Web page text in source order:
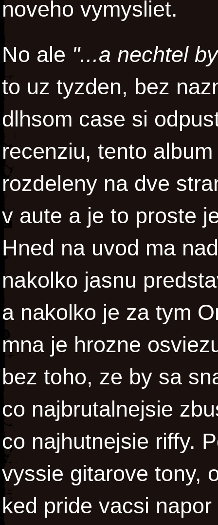
noveho vymysliet.
No ale "...a nechtel
to uz tyzden, bez
dlhsom case si
recenziu, tento
rozdeleny na dve
v aute a je to proste
Hned na uvod ma
nakolko jasnu
a nakolko je za tym
mna je hrozne
bez toho, ze by sa
co najbrutalnejsie
co najhutnejsie riffy.
vyssie gitarove tony,
ked pride vacsi